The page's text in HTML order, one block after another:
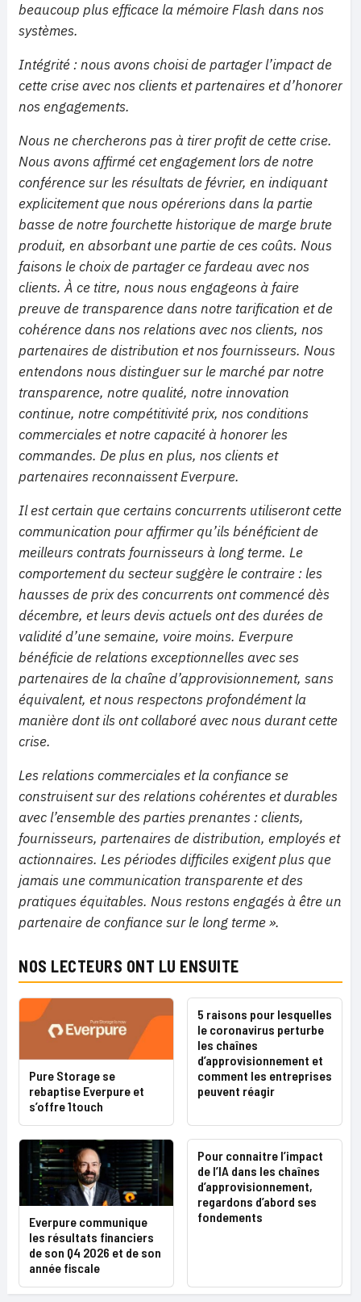
beaucoup plus efficace la mémoire Flash dans nos
systèmes.
Intégrité : nous avons choisi de partager l’impact de
cette crise avec nos clients et partenaires et d’honorer
nos engagements.
Nous ne chercherons pas à tirer profit de cette crise.
Nous avons affirmé cet engagement lors de notre
conférence sur les résultats de février, en indiquant
explicitement que nous opérerions dans la partie
basse de notre fourchette historique de marge brute
produit, en absorbant une partie de ces coûts. Nous
faisons le choix de partager ce fardeau avec nos
clients. À ce titre, nous nous engageons à faire
preuve de transparence dans notre tarification et de
cohérence dans nos relations avec nos clients, nos
partenaires de distribution et nos fournisseurs. Nous
entendons nous distinguer sur le marché par notre
transparence, notre qualité, notre innovation
continue, notre compétitivité prix, nos conditions
commerciales et notre capacité à honorer les
commandes. De plus en plus, nos clients et
partenaires reconnaissent Everpure.
Il est certain que certains concurrents utiliseront cette
communication pour affirmer qu’ils bénéficient de
meilleurs contrats fournisseurs à long terme. Le
comportement du secteur suggère le contraire : les
hausses de prix des concurrents ont commencé dès
décembre, et leurs devis actuels ont des durées de
validité d’une semaine, voire moins. Everpure
bénéficie de relations exceptionnelles avec ses
partenaires de la chaîne d’approvisionnement, sans
équivalent, et nous respectons profondément la
manière dont ils ont collaboré avec nous durant cette
crise.
Les relations commerciales et la confiance se
construisent sur des relations cohérentes et durables
avec l’ensemble des parties prenantes : clients,
fournisseurs, partenaires de distribution, employés et
actionnaires. Les périodes difficiles exigent plus que
jamais une communication transparente et des
pratiques équitables. Nous restons engagés à être un
partenaire de confiance sur le long terme ».
NOS LECTEURS ONT LU ENSUITE
Pure Storage se
rebaptise Everpure et
s’offre 1touch
5 raisons pour lesquelles
le coronavirus perturbe
les chaînes
d’approvisionnement et
comment les entreprises
peuvent réagir
Everpure communique
les résultats financiers
de son Q4 2026 et de son
année fiscale
Pour connaitre l’impact
de l’IA dans les chaînes
d’approvisionnement,
regardons d’abord ses
fondements